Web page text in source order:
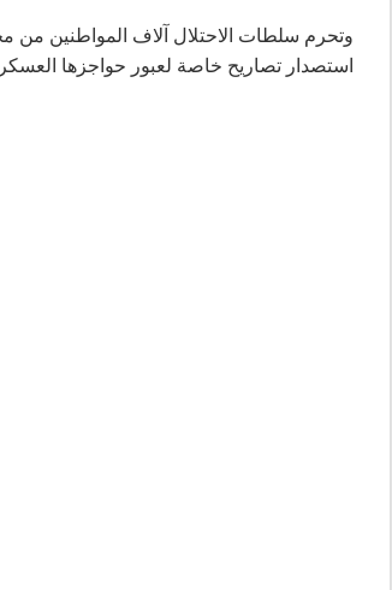
وتحرم سلطات الاحتلال آلاف المواطنين من
استصدار تصاريح خاصة لعبور حواجزها